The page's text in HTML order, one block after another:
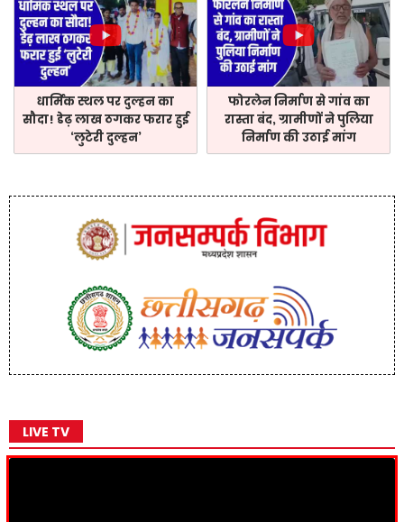
धार्मिक स्थल पर दुल्हन का
सौदा! डेढ़ लाख ठगकर फरार हुई
‘लुटेरी दुल्हन’
फोरलेन निर्माण से गांव का
रास्ता बंद, ग्रामीणों ने पुलिया
निर्माण की उठाई मांग
LIVE TV